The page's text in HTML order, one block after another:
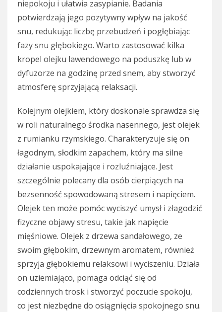
niepokoju i ułatwia zasypianie. Badania
potwierdzają jego pozytywny wpływ na jakość
snu, redukując liczbę przebudzeń i pogłębiając
fazy snu głębokiego. Warto zastosować kilka
kropel olejku lawendowego na poduszkę lub w
dyfuzorze na godzinę przed snem, aby stworzyć
atmosferę sprzyjającą relaksacji.
Kolejnym olejkiem, który doskonale sprawdza się
w roli naturalnego środka nasennego, jest olejek
z rumianku rzymskiego. Charakteryzuje się on
łagodnym, słodkim zapachem, który ma silne
działanie uspokajające i rozluźniające. Jest
szczególnie polecany dla osób cierpiących na
bezsenność spowodowaną stresem i napięciem.
Olejek ten może pomóc wyciszyć umysł i złagodzić
fizyczne objawy stresu, takie jak napięcie
mięśniowe. Olejek z drzewa sandałowego, ze
swoim głębokim, drzewnym aromatem, również
sprzyja głębokiemu relaksowi i wyciszeniu. Działa
on uziemiająco, pomaga odciąć się od
codziennych trosk i stworzyć poczucie spokoju,
co jest niezbędne do osiągnięcia spokojnego snu.